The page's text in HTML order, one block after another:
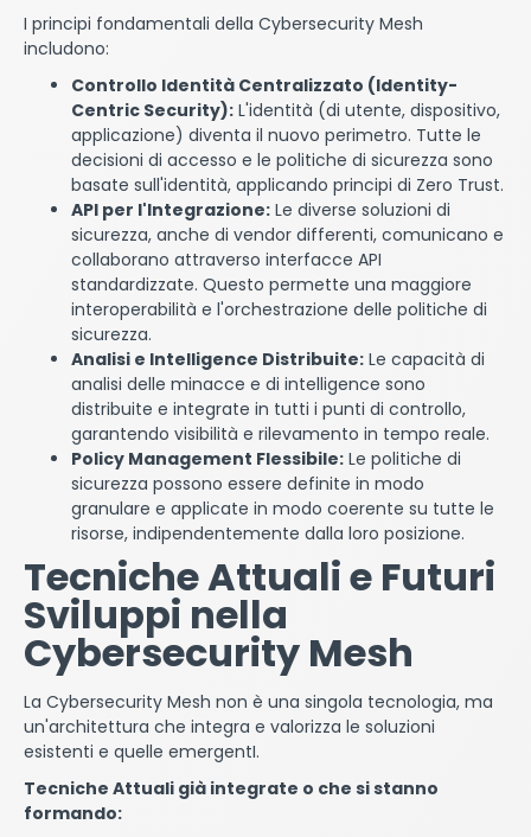
I principi fondamentali della Cybersecurity Mesh
includono:
Controllo Identità Centralizzato (Identity-
Centric Security): L'identità (di utente, dispositivo,
applicazione) diventa il nuovo perimetro. Tutte le
decisioni di accesso e le politiche di sicurezza sono
basate sull'identità, applicando principi di Zero Trust.
API per l'Integrazione: Le diverse soluzioni di
sicurezza, anche di vendor differenti, comunicano e
collaborano attraverso interfacce API
standardizzate. Questo permette una maggiore
interoperabilità e l'orchestrazione delle politiche di
sicurezza.
Analisi e Intelligence Distribuite: Le capacità di
analisi delle minacce e di intelligence sono
distribuite e integrate in tutti i punti di controllo,
garantendo visibilità e rilevamento in tempo reale.
Policy Management Flessibile: Le politiche di
sicurezza possono essere definite in modo
granulare e applicate in modo coerente su tutte le
risorse, indipendentemente dalla loro posizione.
Tecniche Attuali e Futuri
Sviluppi nella
Cybersecurity Mesh
La Cybersecurity Mesh non è una singola tecnologia, ma
un'architettura che integra e valorizza le soluzioni
esistenti e quelle emergentI.
Tecniche Attuali già integrate o che si stanno
formando: